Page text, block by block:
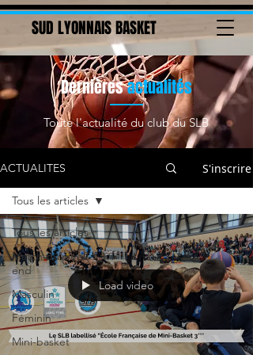
SUD LYONNAIS BASKET
Dernièresactualités
Toute l'actualité du club du SLB
ACTUALITES S'inscrire
Tous les articles
Match du week-
end
Masculin
Féminin
Mini-basket
Tous les articles
Load video